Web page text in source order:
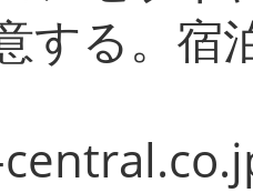
する。宿